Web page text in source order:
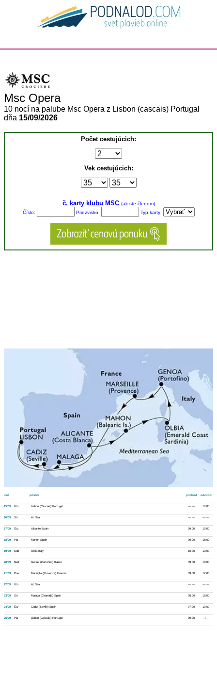
Msc Opera
10 nocí na palube Msc Opera z Lisbon (cascais) Portugal
dňa 15/09/2026
Počet cestujúcich:
Vek cestujúcich:
č. karty klubu MSC (ak ste členom)
Číslo:
Priezvisko: Typ karty:
deň prístav odchod
príchod
18:00
---:---
15/09 Uto Lisbon (Cascais) Portugal
---:---
---:---
16/09 Str At Sea
17:00
09:00
17/09 Štv Alicante Spain
16:00
09:00
18/09 Pia Mahon Spain
19:00
10:00
19/09 Sob Olbia Italy
18:00
09:00
20/09 Ned Genua (Portofino) Italien
17:00
09:00
21/09 Pon Marsiglia (Provenza) Francia
---:---
---:---
22/09 Uto At Sea
18:00
08:00
23/09 Str Malaga (Granada) Spain
17:00
07:00
24/09 Štv Cadiz (Seville) Spain
---:---
09:00
25/09 Pia Lisbon (Cascais) Portugal